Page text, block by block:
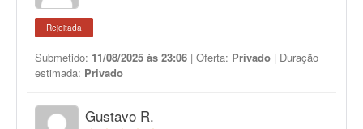
Rejeitada
Submetido: 11/08/2025 às 23:06 | Oferta: Privado | Duração
estimada: Privado
Gustavo R.